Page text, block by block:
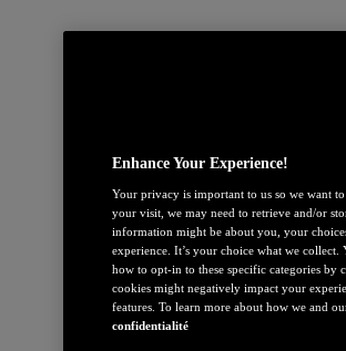
Enhance Your Experience!
Your privacy is important to us so we want
your visit, we may need to retrieve and/or
information might be about you, your
experience. It’s your choice what we
how to opt-in to these specific categories by
cookies might negatively impact your
features. To learn more about how we and
confidentialité